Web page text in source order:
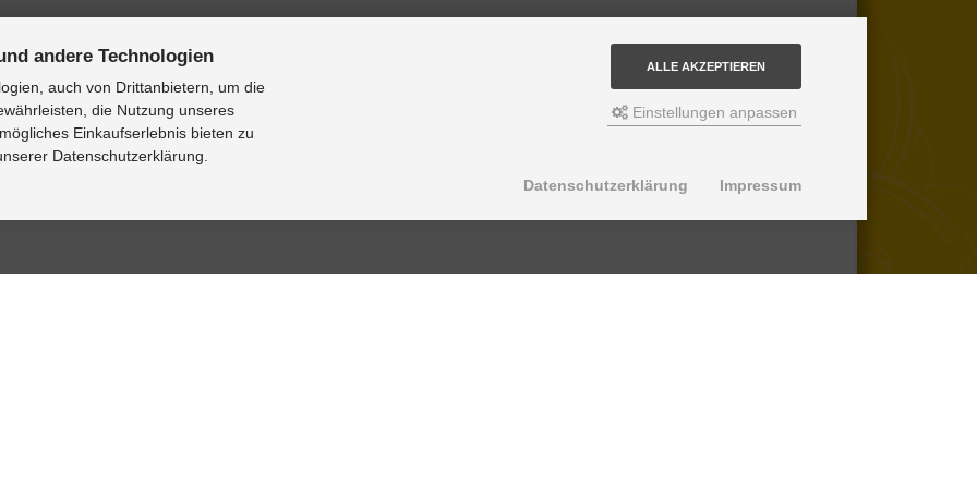
andere Technologien
auch von Drittanbietern, um die
die Nutzung unseres
Einkaufserlebnis bieten zu
Datenschutzerklärung.
ALLE AKZEPTIEREN
Einstellungen anpassen
Datenschutzerklärung Impressum